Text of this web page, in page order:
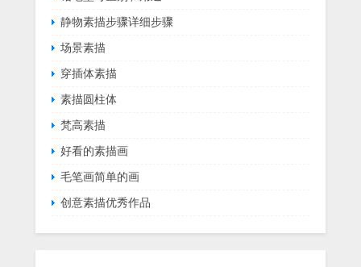
静物素描步骤详细步骤
场景素描
穿插体素描
素描圆柱体
梵高素描
好看的素描画
毛笔画简单的画
创意素描优秀作品